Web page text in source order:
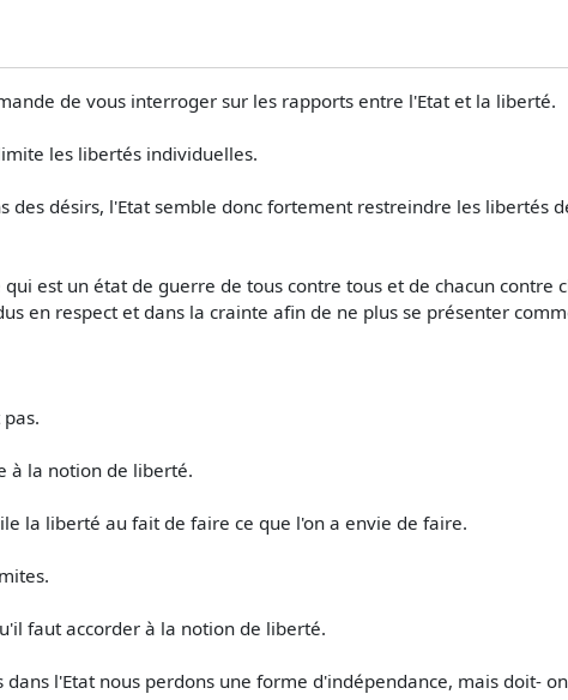
de vous interroger sur les rapports entre l'Etat et la liberté.
les libertés individuelles.
des désirs, l'Etat semble donc fortement restreindre les libertés
est un état de guerre de tous contre tous et de chacun contre
en respect et dans la crainte afin de ne plus se présenter
à la notion de liberté.
la liberté au fait de faire ce que l'on a envie de faire.
faut accorder à la notion de liberté.
l'Etat nous perdons une forme d'indépendance, mais doit-